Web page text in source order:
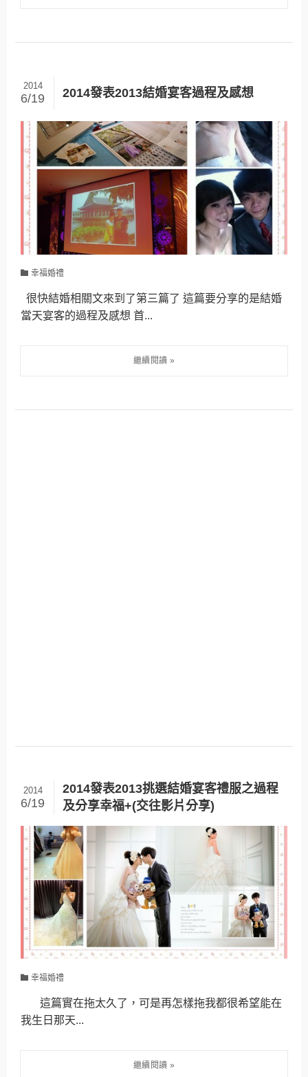
2014發表2013結婚宴客過程及感想
2014
6/19
幸福婚禮
很快結婚相關文來到了第三篇了 這篇要分享的是結婚
當天宴客的過程及感想 首...
2014發表2013挑選結婚宴客禮服之過程
及分享幸福+(交往影片分享)
2014
6/19
幸福婚禮
這篇實在拖太久了，可是再怎樣拖我都很希望能在
我生日那天...